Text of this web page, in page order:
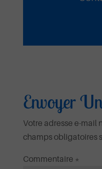
Envoyer
Votre adresse e-mail
champs obligatoires
Commentaire *